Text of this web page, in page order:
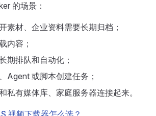
的场景：
素材、企业资料需要长期归档；
内容；
期排队和自动化；
Agent 或脚本创建任务；
私有媒体库、家庭服务器连接起来。
视频下载器怎么选？ 。